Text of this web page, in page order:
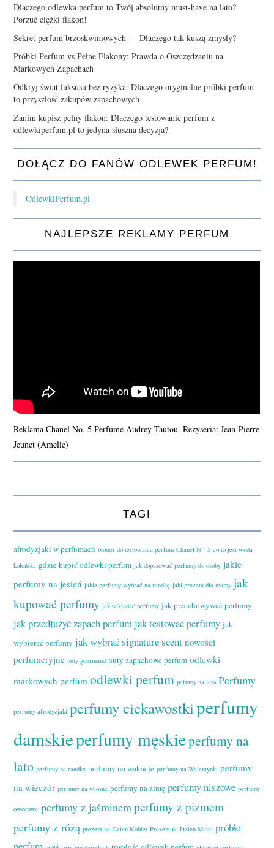
Dlaczego odlewka perfum to Twój absolutny must-have na lato?
Porzuć ciężki flakon!
Sekret perfum brzoskwiniowych — Dlaczego tak kuszą zmysły?
Próbki Perfum vs Pełne Flakony: Prawda o Oszczędzaniu na
Markowych Zapachach
Odkryj świat luksusu bez ryzyka: Dlaczego oryginalne próbki perfum
to przyszłość zakupów zapachowych
Zanim kupisz pełny flakon: Dlaczego testowanie perfum z
odlewkiperfum.pl to jedyna słuszna decyzja?
DOŁĄCZ DO FANÓW ODLEWEK PERFUM!
OdlewkiPerfum.pl
NAJLEPSZE REKLAMY PERFUM
Reklama Chanel No. 5 Perfume Audrey Tautou. Reżyseria: Jean-Pierre
Jeunet (Amelie)
TAGI
afrodyzjaki w perfumach blotter do testowania perfum Chanel N ° 5 co to jest woda
kolońska gdzie kupić odlewki perfum jak dopasować perfumy do osoby jakie
perfumy na jesień jakie perfumy wybrać na randkę jaki prezent dla mamy jak
kupować perfumy jak nakładać perfumy jak przechowywać perfumy
jak przedłużyć zapach perfumjak testować perfumy jak
wybierać perfumy jak wybrać signature scent nowości
perfumeryjne nuty gourmand nuty zapachowe perfum odlewki
markowych perfum odlewki perfum pefumy na lato Perfumy
perfumy afrodyzjaki perfumy ciekawostkiperfumy
damskieperfumy męskieperfumy na
lato perfumy na randkę perfumy na wakacje perfumy na Walentynki perfumy
na wieczór perfumy na wiosnę perfumy na zimę perfumy niszowe perfumy
owocowe perfumy z jaśminem perfumy z pizmem
perfumy z różą prezent na Dzień Kobiet Prezent na Dzień Matki próbki